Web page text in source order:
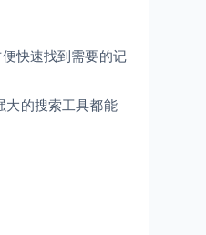
快速找到需要的记
大的搜索工具都能